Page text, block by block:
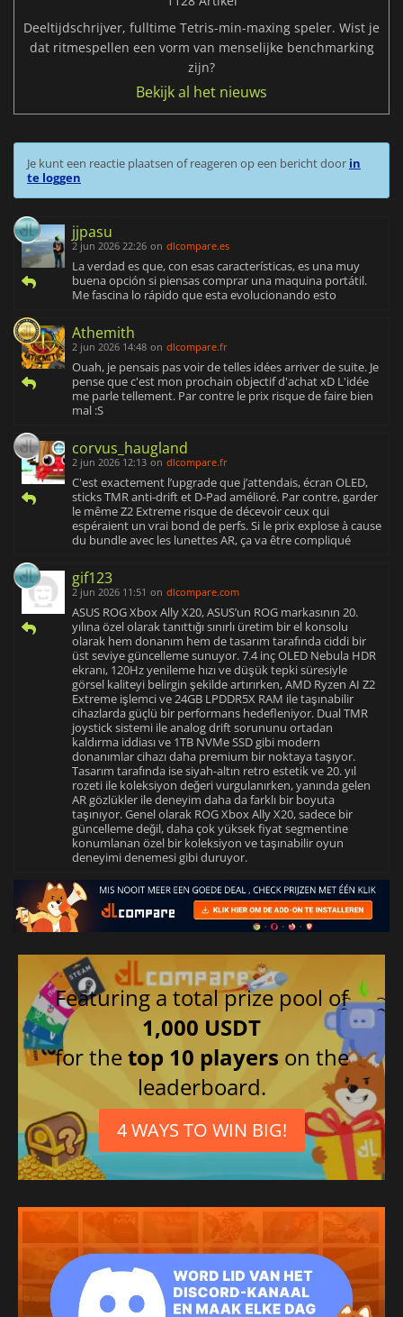
Deeltijdschrijver, fulltime Tetris-min-maxing speler. Wist je
dat ritmespellen een vorm van menselijke benchmarking
zijn?
Bekijk al het nieuws
Je kunt een reactie plaatsen of reageren op een bericht door in
te loggen
jjpasu
2 jun 2026 22:26 on dlcompare.es
La verdad es que, con esas características, es una muy
buena opción si piensas comprar una maquina portátil.
Me fascina lo rápido que esta evolucionando esto
Athemith
2 jun 2026 14:48 on dlcompare.fr
Ouah, je pensais pas voir de telles idées arriver de suite. Je
pense que c'est mon prochain objectif d'achat xD L'idée
me parle tellement. Par contre le prix risque de faire bien
mal :S
corvus_haugland
2 jun 2026 12:13 on dlcompare.fr
C'est exactement l’upgrade que j’attendais, écran OLED,
sticks TMR anti-drift et D-Pad amélioré. Par contre, garder
le même Z2 Extreme risque de décevoir ceux qui
espéraient un vrai bond de perfs. Si le prix explose à cause
du bundle avec les lunettes AR, ça va être compliqué
gif123
2 jun 2026 11:51 on dlcompare.com
ASUS ROG Xbox Ally X20, ASUS’un ROG markasının 20.
yılına özel olarak tanıttığı sınırlı üretim bir el konsolu
olarak hem donanım hem de tasarım tarafında ciddi bir
üst seviye güncelleme sunuyor. 7.4 inç OLED Nebula HDR
ekranı, 120Hz yenileme hızı ve düşük tepki süresiyle
görsel kaliteyi belirgin şekilde artırırken, AMD Ryzen AI Z2
Extreme işlemci ve 24GB LPDDR5X RAM ile taşınabilir
cihazlarda güçlü bir performans hedefleniyor. Dual TMR
joystick sistemi ile analog drift sorununu ortadan
kaldırma iddiası ve 1TB NVMe SSD gibi modern
donanımlar cihazı daha premium bir noktaya taşıyor.
Tasarım tarafında ise siyah-altın retro estetik ve 20. yıl
rozeti ile koleksiyon değeri vurgulanırken, yanında gelen
AR gözlükler ile deneyim daha da farklı bir boyuta
taşınıyor. Genel olarak ROG Xbox Ally X20, sadece bir
güncelleme değil, daha çok yüksek fiyat segmentine
konumlanan özel bir koleksiyon ve taşınabilir oyun
deneyimi denemesi gibi duruyor.
Featuring a total prize pool of
1,000 USDT
for thetop 10 players on the
leaderboard.
4 WAYS TO WIN BIG!